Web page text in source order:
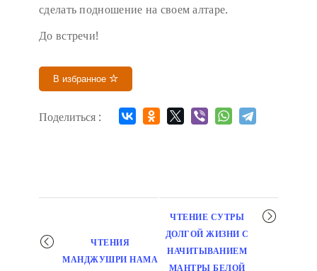
сделать подношение на своем алтаре.
До встречи!
В избранное
Поделиться :
Мероприятие
навигация
ЧТЕНИЯ
МАНДЖУШРИ НАМА
ЧТЕНИЕ СУТРЫ
ДОЛГОЙ ЖИЗНИ С
НАЧИТЫВАНИЕМ
МАНТРЫ БЕЛОЙ